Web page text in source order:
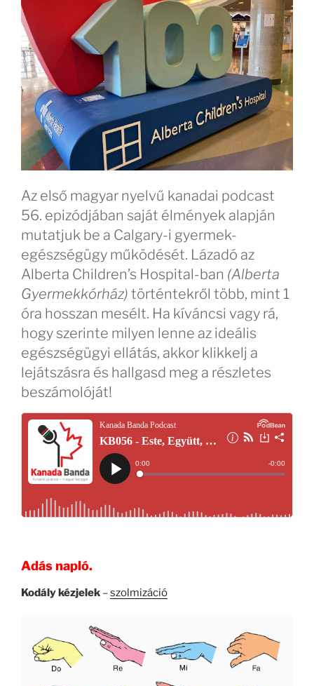
Az első magyar nyelvű kanadai podcast
56. epizódjában saját élmények alapján
mutatjuk be a Calgary-i gyermek-
egészségügy működését. Lázadó az
Alberta Children’s Hospital-ban (Alberta
Gyermekkórház) történtekről több, mint 1
óra hosszan mesélt. Ha kíváncsi vagy rá,
hogy szerinte milyen lenne az ideális
egészségügyi ellátás, akkor klikkelj a
lejátszásra és hallgasd meg a részletes
beszámolóját!
Adás napló.
Kodály kézjelek –szolmizáció